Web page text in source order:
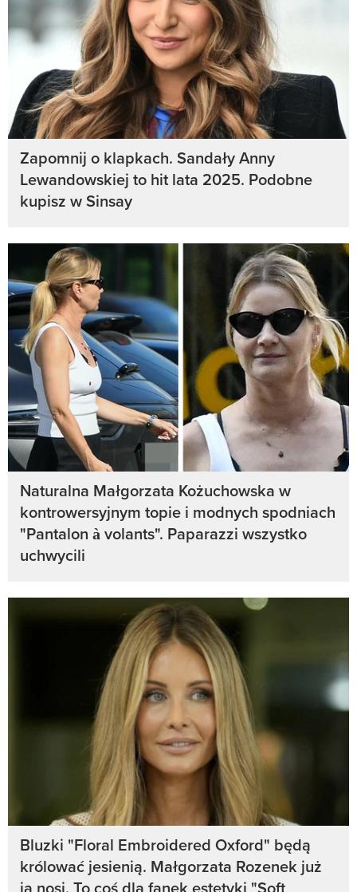
Zapomnij o klapkach. Sandały Anny
Lewandowskiej to hit lata 2025. Podobne
kupisz w Sinsay
Naturalna Małgorzata Kożuchowska w
kontrowersyjnym topie i modnych spodniach
"Pantalon à volants". Paparazzi wszystko
uchwycili
Bluzki "Floral Embroidered Oxford" będą
królować jesienią. Małgorzata Rozenek już